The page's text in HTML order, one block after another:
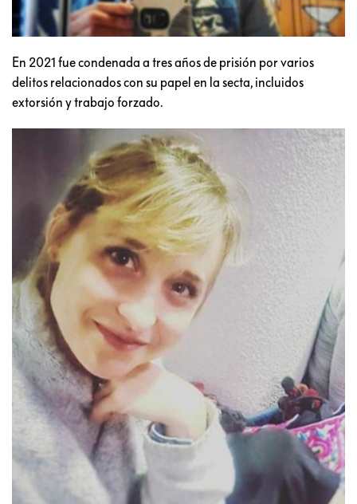
En 2021 fue condenada a tres años de prisión por varios
delitos relacionados con su papel en la secta, incluidos
extorsión y trabajo forzado.